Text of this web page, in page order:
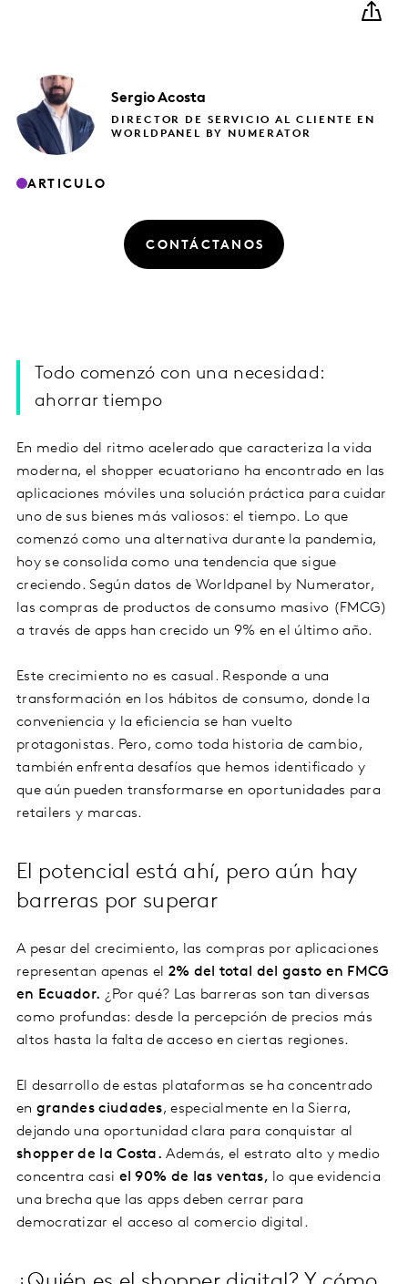
Sergio Acosta
DIRECTOR DE SERVICIO AL CLIENTE EN
WORLDPANEL BY NUMERATOR
ARTICULO
CONTÁCTANOS
Todo comenzó con una necesidad:
ahorrar tiempo
En medio del ritmo acelerado que caracteriza la vida
moderna, el shopper ecuatoriano ha encontrado en las
aplicaciones móviles una solución práctica para cuidar
uno de sus bienes más valiosos: el tiempo. Lo que
comenzó como una alternativa durante la pandemia,
hoy se consolida como una tendencia que sigue
creciendo. Según datos de Worldpanel by Numerator,
las compras de productos de consumo masivo (FMCG)
a través de apps han crecido un 9% en el último año.
Este crecimiento no es casual. Responde a una
transformación en los hábitos de consumo, donde la
conveniencia y la eficiencia se han vuelto
protagonistas. Pero, como toda historia de cambio,
también enfrenta desafíos que hemos identificado y
que aún pueden transformarse en oportunidades para
retailers y marcas.
El potencial está ahí, pero aún hay
barreras por superar
A pesar del crecimiento, las compras por aplicaciones
representan apenas el 2% del total del gasto en FMCG
en Ecuador. ¿Por qué? Las barreras son tan diversas
como profundas: desde la percepción de precios más
altos hasta la falta de acceso en ciertas regiones.
El desarrollo de estas plataformas se ha concentrado
en grandes ciudades, especialmente en la Sierra,
dejando una oportunidad clara para conquistar al
shopper de la Costa. Además, el estrato alto y medio
concentra casi el 90% de las ventas, lo que evidencia
una brecha que las apps deben cerrar para
democratizar el acceso al comercio digital.